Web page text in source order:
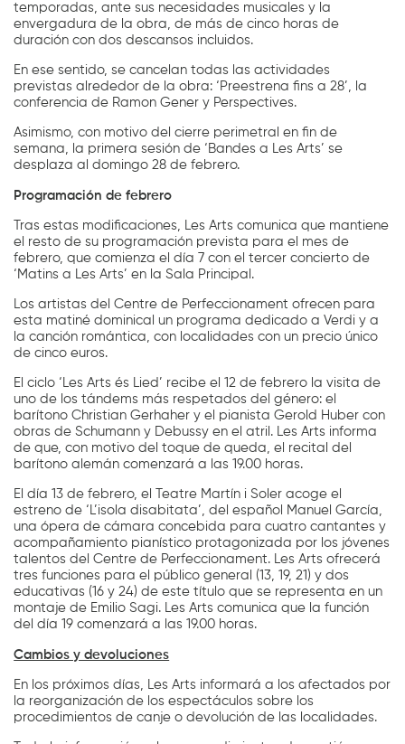
temporadas, ante sus necesidades musicales y la
envergadura de la obra, de más de cinco horas de
duración con dos descansos incluidos.
En ese sentido, se cancelan todas las actividades
previstas alrededor de la obra: ‘Preestrena fins a 28’, la
conferencia de Ramon Gener y Perspectives.
Asimismo, con motivo del cierre perimetral en fin de
semana, la primera sesión de ‘Bandes a Les Arts’ se
desplaza al domingo 28 de febrero.
Programación de febrero
Tras estas modificaciones, Les Arts comunica que mantiene
el resto de su programación prevista para el mes de
febrero, que comienza el día 7 con el tercer concierto de
‘Matins a Les Arts’ en la Sala Principal.
Los artistas del Centre de Perfeccionament ofrecen para
esta matiné dominical un programa dedicado a Verdi y a
la canción romántica, con localidades con un precio único
de cinco euros.
El ciclo ‘Les Arts és Lied’ recibe el 12 de febrero la visita de
uno de los tándems más respetados del género: el
barítono Christian Gerhaher y el pianista Gerold Huber con
obras de Schumann y Debussy en el atril. Les Arts informa
de que, con motivo del toque de queda, el recital del
barítono alemán comenzará a las 19.00 horas.
El día 13 de febrero, el Teatre Martín i Soler acoge el
estreno de ‘L’isola disabitata’, del español Manuel García,
una ópera de cámara concebida para cuatro cantantes y
acompañamiento pianístico protagonizada por los jóvenes
talentos del Centre de Perfeccionament. Les Arts ofrecerá
tres funciones para el público general (13, 19, 21) y dos
educativas (16 y 24) de este título que se representa en un
montaje de Emilio Sagi. Les Arts comunica que la función
del día 19 comenzará a las 19.00 horas.
Cambios y devoluciones
En los próximos días, Les Arts informará a los afectados por
la reorganización de los espectáculos sobre los
procedimientos de canje o devolución de las localidades.